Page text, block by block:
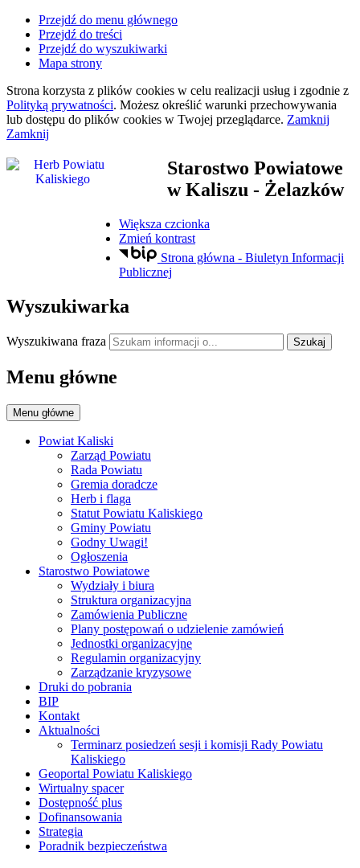
Przejdź do menu głównego
Przejdź do treści
Przejdź do wyszukiwarki
Mapa strony
Strona korzysta z plików cookies w celu realizacji usług i zgodnie z
Polityką prywatności. Możesz określić warunki przechowywania
lub dostępu do plików cookies w Twojej przeglądarce. Zamknij
Zamknij
Starostwo Powiatowe
w Kaliszu - Żelazków
Większa czcionka
Zmień kontrast
Strona główna - Biuletyn Informacji
Publicznej
Wyszukiwarka
Wyszukiwana fraza Szukaj
Menu główne
Menu główne
Powiat Kaliski
Zarząd Powiatu
Rada Powiatu
Gremia doradcze
Herb i flaga
Statut Powiatu Kaliskiego
Gminy Powiatu
Godny Uwagi!
Ogłoszenia
Starostwo Powiatowe
Wydziały i biura
Struktura organizacyjna
Zamówienia Publiczne
Plany postępowań o udzielenie zamówień
Jednostki organizacyjne
Regulamin organizacyjny
Zarządzanie kryzysowe
Druki do pobrania
BIP
Kontakt
Aktualności
Terminarz posiedzeń sesji i komisji Rady Powiatu
Kaliskiego
Geoportal Powiatu Kaliskiego
Wirtualny spacer
Dostępność plus
Dofinansowania
Strategia
Poradnik bezpieczeństwa